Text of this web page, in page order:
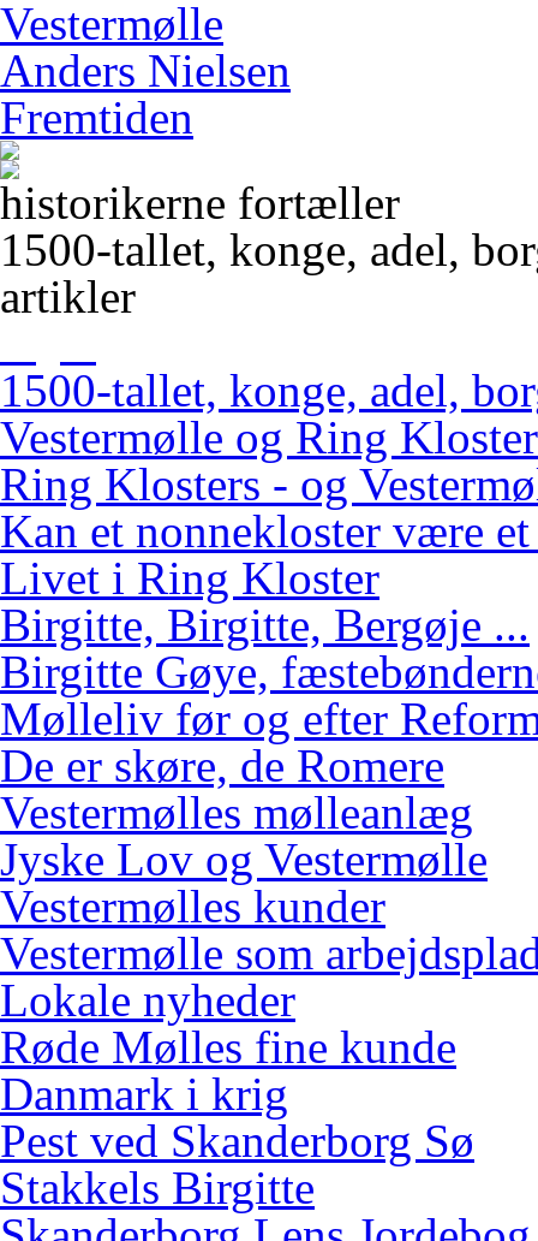
Vestermølle
Anders Nielsen
Fremtiden
historikerne fortæller
1500-tallet, konge, adel,
artikler
1500-tallet, konge, adel,
Vestermølle og Ring Kloster
Ring Klosters - og
Kan et nonnekloster være
Livet i Ring Kloster
Birgitte, Birgitte, Bergøje ...
Birgitte Gøye,
Mølleliv før og efter
De er skøre, de Romere
Vestermølles mølleanlæg
Jyske Lov og Vestermølle
Vestermølles kunder
Vestermølle som
Lokale nyheder
Røde Mølles fine kunde
Danmark i krig
Pest ved Skanderborg Sø
Stakkels Birgitte